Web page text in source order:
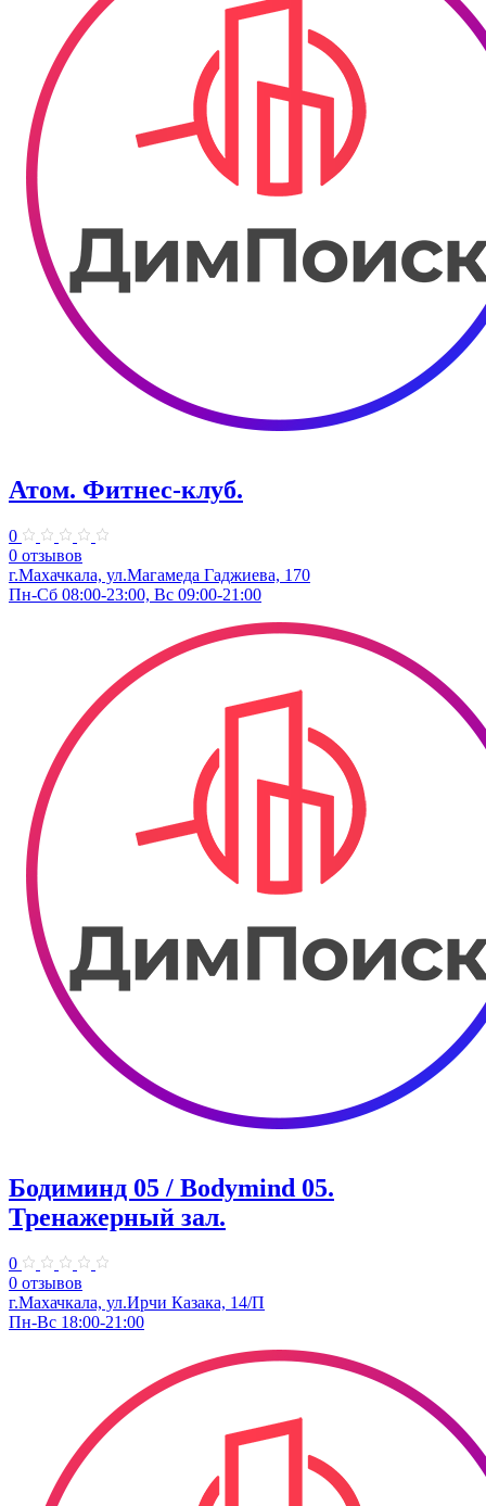
Атом. Фитнес-клуб.
0
0 отзывов
г.Махачкала, ул.​Магамеда Гаджиева, 170
Пн-Сб 08:00-23:00, Вс 09:00-21:00
Бодиминд 05 / Bodymind 05.
Тренажерный зал.
0
0 отзывов
г.Махачкала, ул.Ирчи Казака, 14/П
Пн-Вс 18:00-21:00